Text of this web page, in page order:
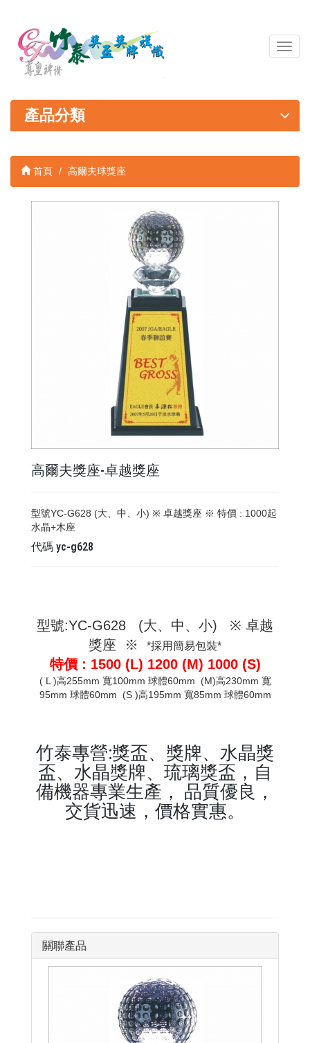
導
覽
關
產品分類
首頁 高爾夫球獎座
高爾夫獎座-卓越獎座
型號YC-G628 (大、中、小) ※ 卓越獎座 ※ 特價 : 1000起
水晶+木座
代碼 yc-g628
型號:YC-G628 (大、中、小) ※ 卓越
獎座 ※
*採用簡易包裝*
特價 : 1500 (L) 1200 (M) 1000 (S)
( L )高255mm 寬100mm 球體60mm (M)高230mm 寬
95mm 球體60mm (S )高195mm 寬85mm 球體60mm
竹泰專營:獎盃、獎牌、水晶獎
盃、水晶獎牌、琉璃獎盃，自
備機器專業生產， 品質優良，
交貨迅速，價格實惠。
關聯產品